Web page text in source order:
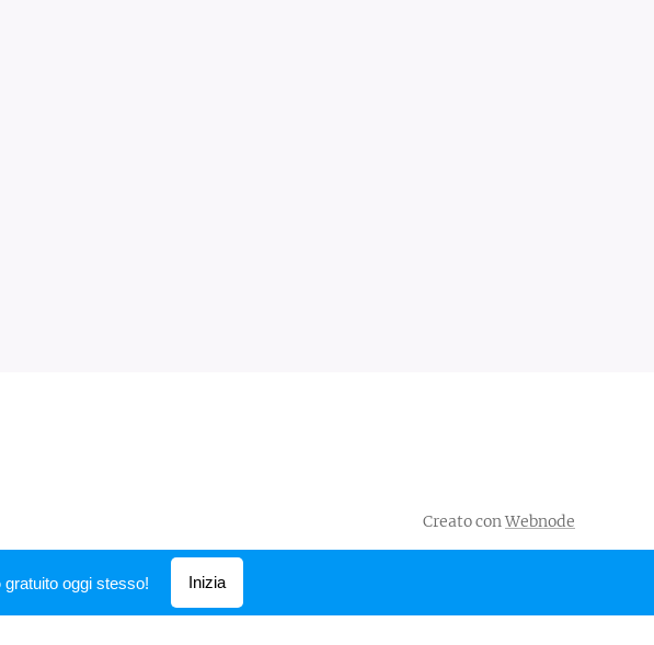
Creato conWebnode
gratuito oggi stesso! Inizia